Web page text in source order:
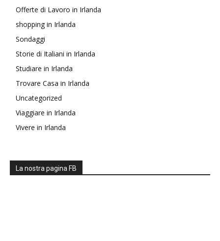
Offerte di Lavoro in Irlanda
shopping in Irlanda
Sondaggi
Storie di Italiani in Irlanda
Studiare in Irlanda
Trovare Casa in Irlanda
Uncategorized
Viaggiare in Irlanda
Vivere in Irlanda
La nostra pagina FB